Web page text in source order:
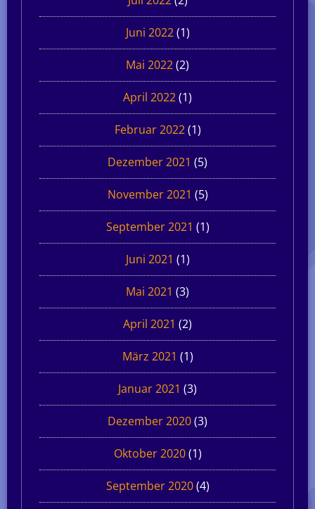
Juni 2022(1)
Mai 2022(2)
April 2022(1)
Februar 2022(1)
Dezember 2021 (5)
November 2021 (5)
September 2021 (1)
Juni 2021 (1)
Mai 2021 (3)
April 2021 (2)
März 2021 (1)
Januar 2021 (3)
Dezember 2020(3)
Oktober 2020(1)
September 2020(4)